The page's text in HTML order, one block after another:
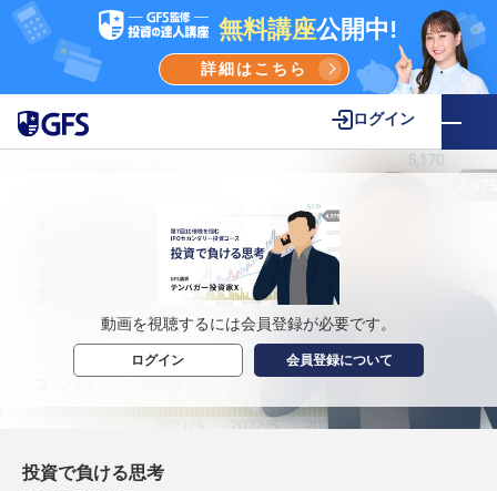
無料講座公開中!
詳細はこちら
ログイン
動画を視聴するには会員登録が必要です。
ログイン 会員登録について
投資で負ける思考